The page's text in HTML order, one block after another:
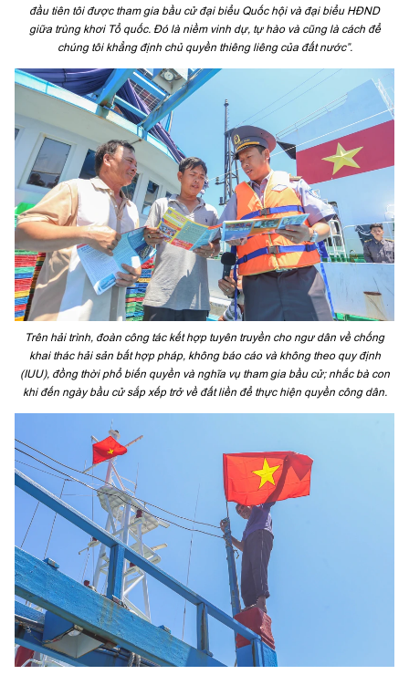
đầu tiên tôi được tham gia bầu cử đại biểu Quốc hội và đại biểu HĐND
giữa trùng khơi Tổ quốc. Đó là niềm vinh dự, tự hào và cũng là cách để
chúng tôi khẳng định chủ quyền thiêng liêng của đất nước”.
Trên hải trình, đoàn công tác kết hợp tuyên truyền cho ngư dân về chống
khai thác hải sản bất hợp pháp, không báo cáo và không theo quy định
(IUU), đồng thời phổ biến quyền và nghĩa vụ tham gia bầu cử; nhắc bà con
khi đến ngày bầu cử sắp xếp trở về đất liền để thực hiện quyền công dân.